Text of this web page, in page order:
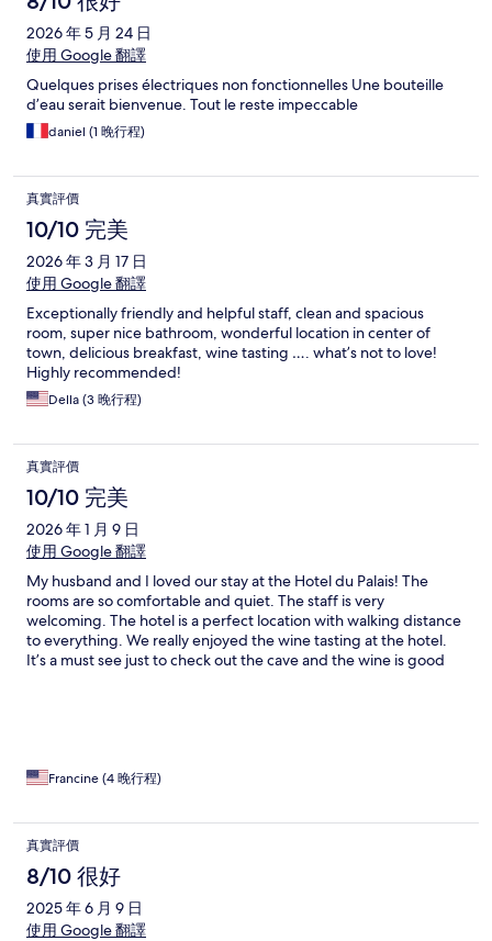
2026 年 5 月 24 日
使用 Google 翻譯
Quelques prises électriques non fonctionnelles Une bouteille
d’eau serait bienvenue. Tout le reste impeccable
daniel (1 晚行程)
真實評價
10/10 完美
2026 年 3 月 17 日
使用 Google 翻譯
Exceptionally friendly and helpful staff, clean and spacious
room, super nice bathroom, wonderful location in center of
town, delicious breakfast, wine tasting …. what’s not to love!
Highly recommended!
Della (3 晚行程)
真實評價
10/10 完美
2026 年 1 月 9 日
使用 Google 翻譯
My husband and I loved our stay at the Hotel du Palais! The
rooms are so comfortable and quiet. The staff is very
welcoming. The hotel is a perfect location with walking distance
to everything. We really enjoyed the wine tasting at the hotel.
It’s a must see just to check out the cave and the wine is good
Francine (4 晚行程)
真實評價
8/10 很好
2025 年 6 月 9 日
使用 Google 翻譯